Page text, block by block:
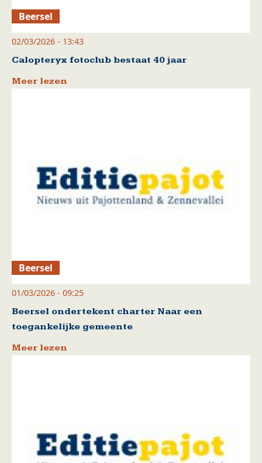
Beersel
02/03/2026 - 13:43
Calopteryx fotoclub bestaat 40 jaar
Meer lezen
Beersel
01/03/2026 - 09:25
Beersel ondertekent charter Naar een
toegankelijke gemeente
Meer lezen